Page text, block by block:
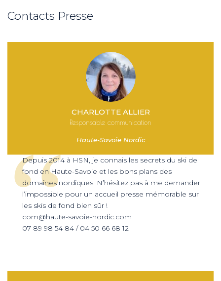
Contacts Presse
CHARLOTTE ALLIER
Responsable communication
Haute-Savoie Nordic
‘‘
Depuis 2014 à HSN, je connais les secrets du ski de
fond en Haute-Savoie et les bons plans des
domaines nordiques. N’hésitez pas à me demander
l’impossible pour un accueil presse mémorable sur
les skis de fond bien sûr !
com@haute-savoie-nordic.com
07 89 98 54 84 / 04 50 66 68 12